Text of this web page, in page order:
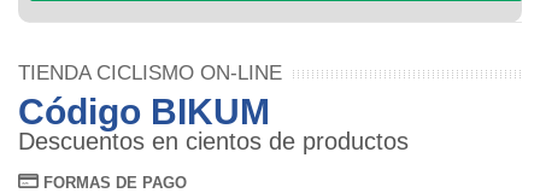
TIENDA CICLISMO ON-LINE
Código BIKUM
Descuentos en cientos de productos
FORMAS DE PAGO